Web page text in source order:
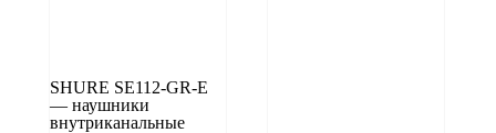
SHURE SE112-GR-E
— наушники
внутриканальные